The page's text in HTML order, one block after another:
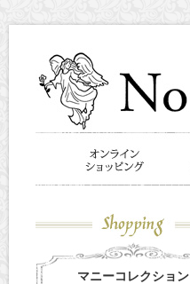
マニーコレクション